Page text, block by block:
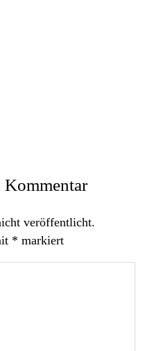
Kommentar
veröffentlicht.
* markiert